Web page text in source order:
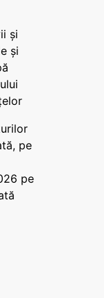
și
și
pe
pe